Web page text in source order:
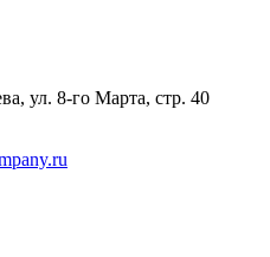
ул. 8-го Марта, стр. 40